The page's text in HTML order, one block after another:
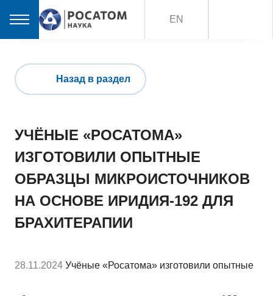
EN
Назад в раздел
УЧЁНЫЕ «РОСАТОМА»
ИЗГОТОВИЛИ ОПЫТНЫЕ
ОБРАЗЦЫ МИКРОИСТОЧНИКОВ
НА ОСНОВЕ ИРИДИЯ-192 ДЛЯ
БРАХИТЕРАПИИ
28.11.2024 Учёные «Росатома» изготовили опытные